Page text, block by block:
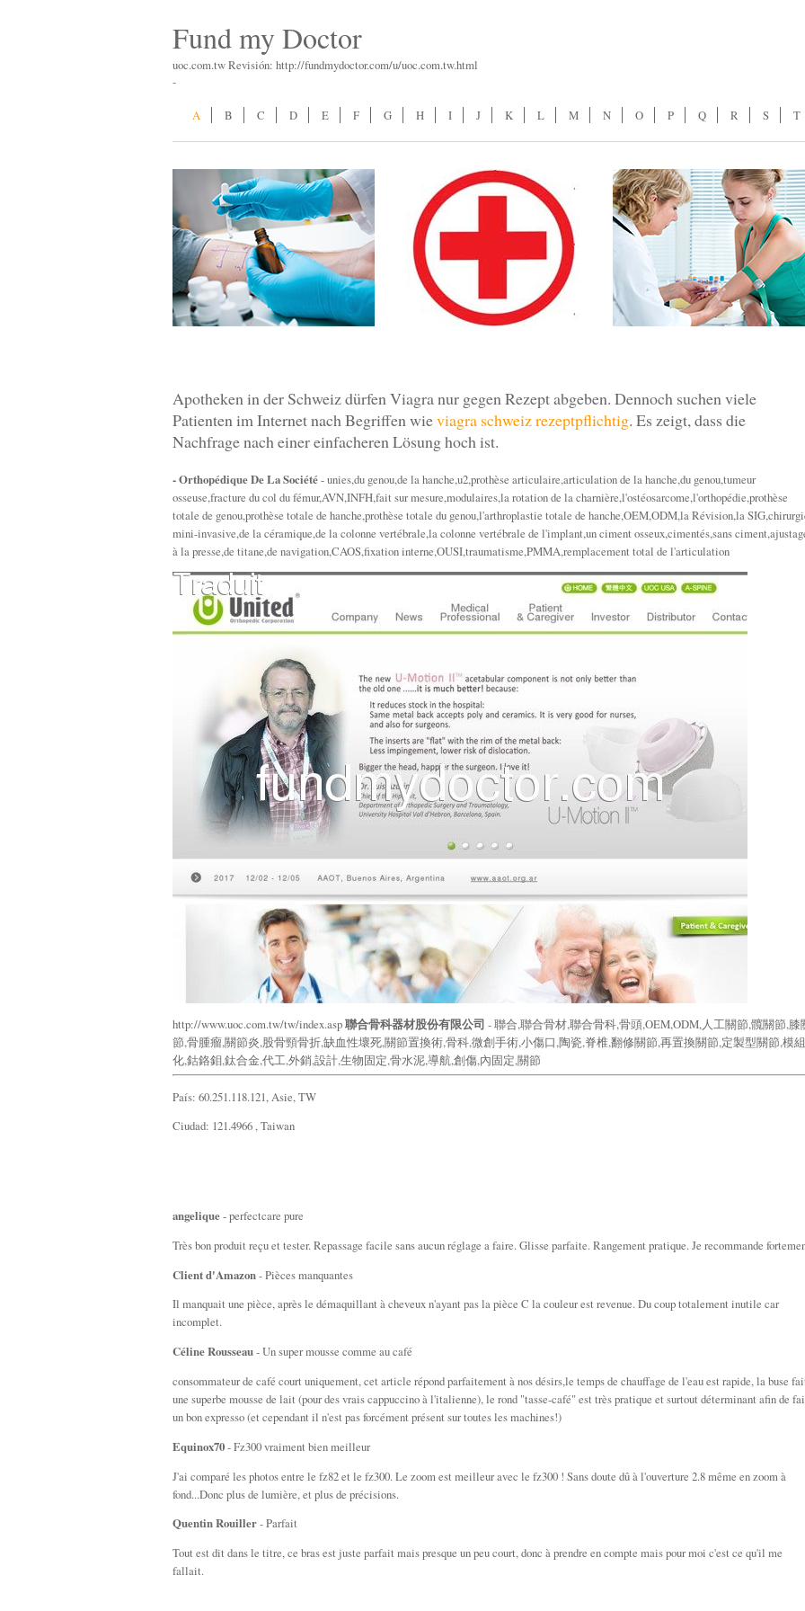
Fund my Doctor
uoc.com.tw Revisión: http://fundmydoctor.com/u/uoc.com.tw.html
-
A B C D E F G H I J K L M N O P Q R S T
Apotheken in der Schweiz dürfen Viagra nur gegen Rezept abgeben. Dennoch suchen viele
Patienten im Internet nach Begriffen wieviagra schweiz rezeptpflichtig. Es zeigt, dass die
Nachfrage nach einer einfacheren Lösung hoch ist.
- Orthopédique De La Société- unies,du genou,de la hanche,u2,prothèse articulaire,articulation de la hanche,du genou,tumeur
osseuse,fracture du col du fémur,AVN,INFH,fait sur mesure,modulaires,la rotation de la charnière,l'ostéosarcome,l'orthopédie,prothèse
totale de genou,prothèse totale de hanche,prothèse totale du genou,l'arthroplastie totale de hanche,OEM,ODM,la Révision,la
mini-invasive,de la céramique,de la colonne vertébrale,la colonne vertébrale de l'implant,un ciment osseux,cimentés,sans
à la presse,de titane,de navigation,CAOS,fixation interne,OUSI,traumatisme,PMMA,remplacement total de l'articulation
http://www.uoc.com.tw/tw/index.asp聯合骨科器材股份有限公司 - 聯合,聯合骨材,聯合骨科,骨頭,OEM,ODM,人工關節,髖關節,膝
節,骨腫瘤,關節炎,股骨頸骨折,缺血性壞死,關節置換術,骨科,微創手術,小傷口,陶瓷,脊椎,翻修關節,再置換關節,定製型關節,模組
化,鈷鉻鉬,鈦合金,代工,外銷,設計,生物固定,骨水泥,導航,創傷,內固定,關節
País: 60.251.118.121, Asie, TW
Ciudad: 121.4966 , Taiwan
angelique- perfectcare pure
Très bon produit reçu et tester. Repassage facile sans aucun réglage a faire. Glisse parfaite. Rangement pratique. Je recommande
Client d'Amazon- Pièces manquantes
Il manquait une pièce, après le démaquillant à cheveux n'ayant pas la pièce C la couleur est revenue. Du coup totalement inutile car
incomplet.
Céline Rousseau- Un super mousse comme au café
consommateur de café court uniquement, cet article répond parfaitement à nos désirs,le temps de chauffage de l'eau est rapide, la buse
une superbe mousse de lait (pour des vrais cappuccino à l'italienne), le rond "tasse-café" est très pratique et surtout déterminant afin de
un bon expresso (et cependant il n'est pas forcément présent sur toutes les machines!)
Equinox70- Fz300 vraiment bien meilleur
J'ai comparé les photos entre le fz82 et le fz300. Le zoom est meilleur avec le fz300 ! Sans doute dû à l'ouverture 2.8 même en zoom à
fond...Donc plus de lumière, et plus de précisions.
Quentin Rouiller- Parfait
Tout est dit dans le titre, ce bras est juste parfait mais presque un peu court, donc à prendre en compte mais pour moi c'est ce qu'il me
fallait.